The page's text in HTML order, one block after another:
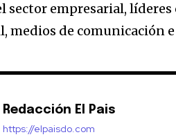
sector empresarial,
medios de comunicación
Redacción El Pais
https://elpaisdo.com